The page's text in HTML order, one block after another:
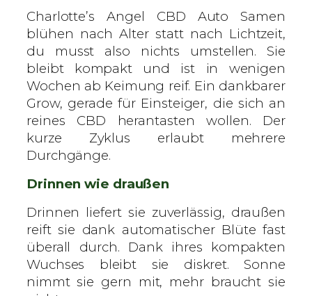
Charlotte’s Angel CBD Auto Samen
blühen nach Alter statt nach Lichtzeit,
du musst also nichts umstellen. Sie
bleibt kompakt und ist in wenigen
Wochen ab Keimung reif. Ein dankbarer
Grow, gerade für Einsteiger, die sich an
reines CBD herantasten wollen. Der
kurze Zyklus erlaubt mehrere
Durchgänge.
Drinnen wie draußen
Drinnen liefert sie zuverlässig, draußen
reift sie dank automatischer Blüte fast
überall durch. Dank ihres kompakten
Wuchses bleibt sie diskret. Sonne
nimmt sie gern mit, mehr braucht sie